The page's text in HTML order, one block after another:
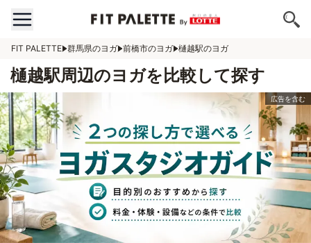
FIT PALETTE 群馬県のヨガ 前橋市のヨガ 樋越駅のヨガ
樋越駅周辺のヨガを比較して探す